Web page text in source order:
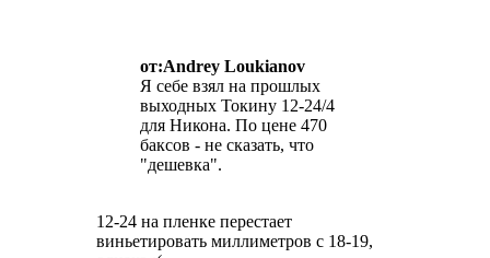
от:Andrey Loukianov
Я себе взял на прошлых
выходных Токину 12-24/4
для Никона. По цене 470
баксов - не сказать, что
"дешевка".
12-24 на пленке перестает
виньетировать миллиметров с 18-19,